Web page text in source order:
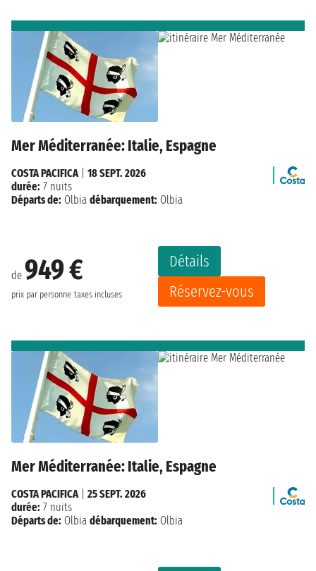
Mer Méditerranée: Italie, Espagne
de 949 €
prix par personne taxes incluses
Détails
Réservez-vous
COSTA PACIFICA| 18 SEPT. 2026
durée: 7 nuits
Départs de: Olbia débarquement: Olbia
Mer Méditerranée: Italie, Espagne
COSTA PACIFICA| 25 SEPT. 2026
durée: 7 nuits
Départs de: Olbia débarquement: Olbia